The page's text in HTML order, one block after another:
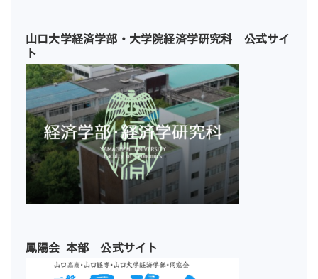
山口大学経済学部・大学院経済学研究科 公式サイ
ト
鳳陽会 本部 公式サイト